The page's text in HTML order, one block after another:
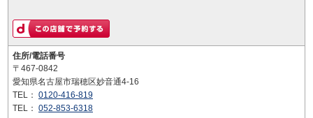
住所/電話番号
〒467-0842
愛知県名古屋市瑞穂区妙音通4-16
TEL： 0120-416-819
TEL： 052-853-6318